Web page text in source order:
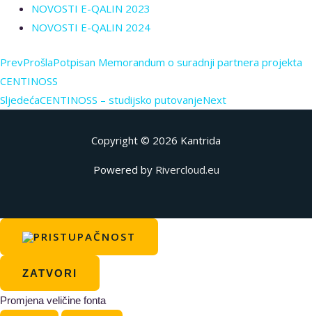
NOVOSTI E-QALIN 2023
NOVOSTI E-QALIN 2024
PrevProšlaPotpisan Memorandum o suradnji partnera projekta
CENTINOSS
SljedećaCENTINOSS – studijsko putovanjeNext
Copyright © 2026 Kantrida
Powered by Rivercloud.eu
ZATVORI
Promjena veličine fonta